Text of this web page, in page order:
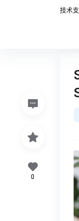
技术
0